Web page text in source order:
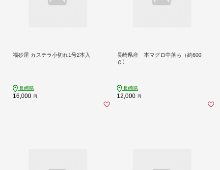
福砂屋 カステラ小切れ1号2本入
長崎県
16,000 円
長崎県産 本マグロ中落ち（約600
ｇ）
長崎県
12,000 円